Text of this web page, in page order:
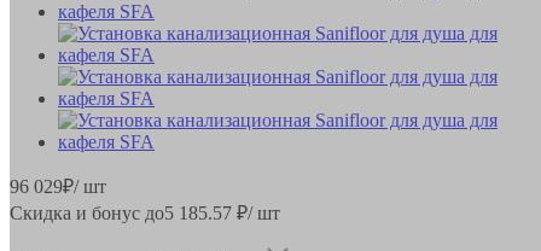
96 029₽/ шт
Скидка и бонус до5 185.57 ₽/ шт